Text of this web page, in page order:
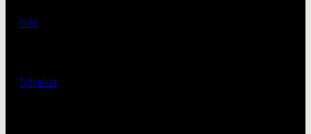
Yhtiö
Työpaikat